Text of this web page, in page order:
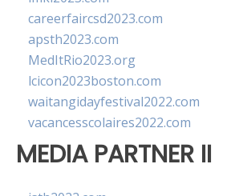
careerfaircsd2023.com
apsth2023.com
MedItRio2023.org
lcicon2023boston.com
waitangidayfestival2022.com
vacancesscolaires2022.com
MEDIA PARTNER II